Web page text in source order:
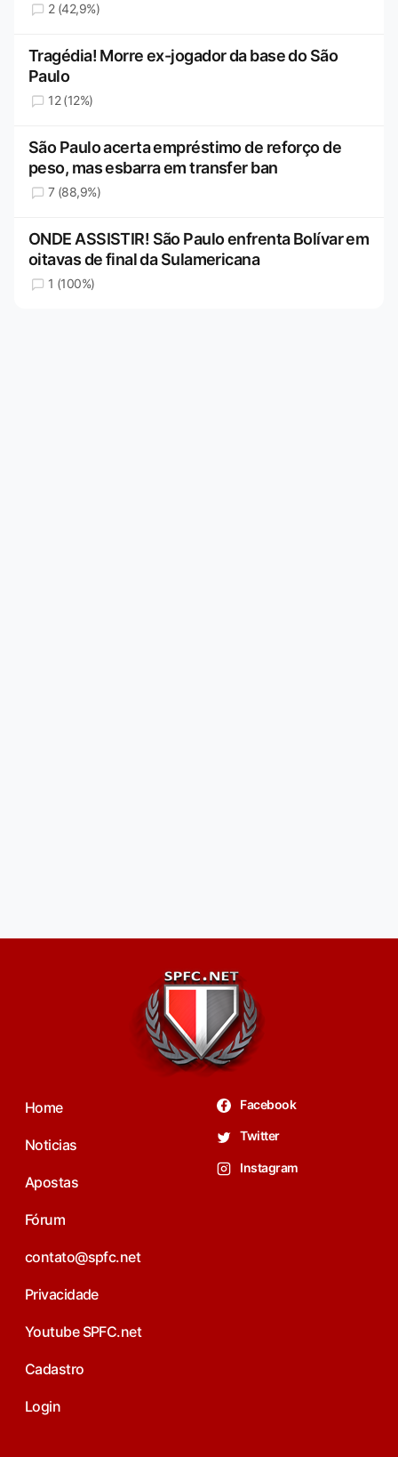
2 (42,9%)
Tragédia! Morre ex-jogador da base do São
Paulo
12 (12%)
São Paulo acerta empréstimo de reforço de
peso, mas esbarra em transfer ban
7 (88,9%)
ONDE ASSISTIR! São Paulo enfrenta Bolívar em
oitavas de final da Sulamericana
1 (100%)
Home
Noticias
Apostas
Fórum
contato@spfc.net
Privacidade
Youtube SPFC.net
Cadastro
Login
Facebook
Twitter
Instagram